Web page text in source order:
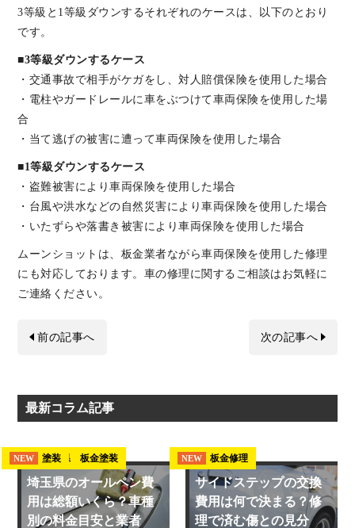
3等級と1等級ダウンするそれぞれのケースは、以下のとおり
です。
■3等級ダウンするケース
・交通事故で相手がケガをし、対人賠償保険を使用した場合
・電柱やガードレールに車をぶつけて車両保険を使用した場
合
・当て逃げの被害に遭って車両保険を使用した場合
■1等級ダウンするケース
・盗難被害により車両保険を使用した場合
・台風や洪水などの自然災害により車両保険を使用した場合
・いたずらや落書き被害により車両保険を使用した場合
ムーンショットは、板金業者ながら車両保険を使用した修理
にも対応しております。車の修理に関するご相談はお気軽に
ご連絡ください。
前の記事へ 次の記事へ
最新コラム記事
NEW 埼玉県 板金塗装
NEW 塗装
埼玉県のオールペン費
用は総額いくら？車種
別の料金目安と業者
NEW 板金修理
サイドステップの交換
費用は何で決まる？修
理で済む傷との見分